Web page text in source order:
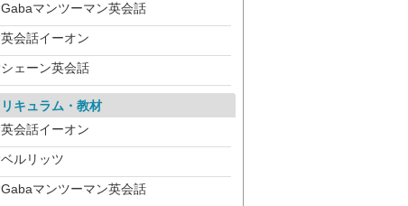
Gabaマンツーマン英会話
英会話イーオン
シェーン英会話
キュラム・教材
英会話イーオン
ベルリッツ
Gabaマンツーマン英会話